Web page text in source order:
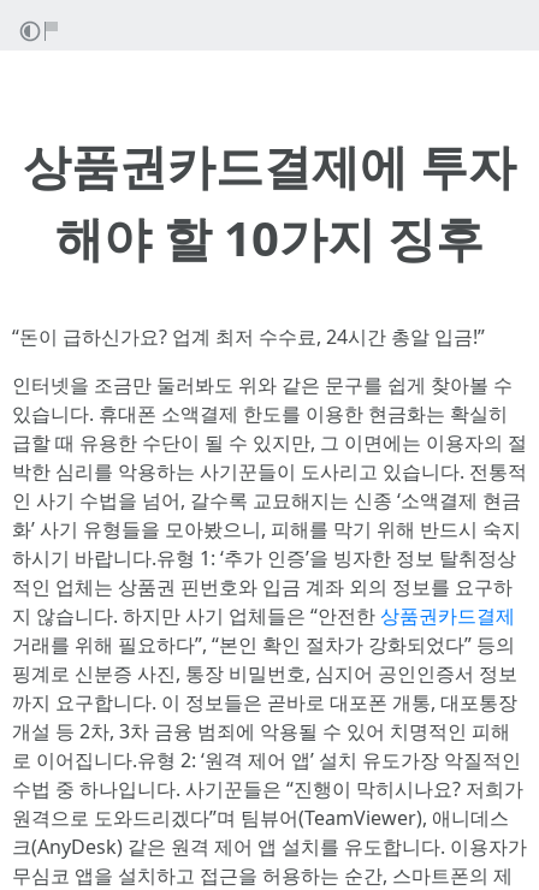
상품권카드결제에 투자
해야 할 10가지 징후
“돈이 급하신가요? 업계 최저 수수료, 24시간 총알 입금!”
인터넷을 조금만 둘러봐도 위와 같은 문구를 쉽게 찾아볼 수
있습니다. 휴대폰 소액결제 한도를 이용한 현금화는 확실히
급할 때 유용한 수단이 될 수 있지만, 그 이면에는 이용자의 절
박한 심리를 악용하는 사기꾼들이 도사리고 있습니다. 전통적
인 사기 수법을 넘어, 갈수록 교묘해지는 신종 ‘소액결제 현금
화’ 사기 유형들을 모아봤으니, 피해를 막기 위해 반드시 숙지
하시기 바랍니다.유형 1: ‘추가 인증’을 빙자한 정보 탈취정상
적인 업체는 상품권 핀번호와 입금 계좌 외의 정보를 요구하
지 않습니다. 하지만 사기 업체들은 “안전한상품권카드결제
거래를 위해 필요하다”, “본인 확인 절차가 강화되었다” 등의
핑계로 신분증 사진, 통장 비밀번호, 심지어 공인인증서 정보
까지 요구합니다. 이 정보들은 곧바로 대포폰 개통, 대포통장
개설 등 2차, 3차 금융 범죄에 악용될 수 있어 치명적인 피해
로 이어집니다.유형 2: ‘원격 제어 앱’ 설치 유도가장 악질적인
수법 중 하나입니다. 사기꾼들은 “진행이 막히시나요? 저희가
원격으로 도와드리겠다”며 팀뷰어(TeamViewer), 애니데스
크(AnyDesk) 같은 원격 제어 앱 설치를 유도합니다. 이용자가
무심코 앱을 설치하고 접근을 허용하는 순간, 스마트폰의 제